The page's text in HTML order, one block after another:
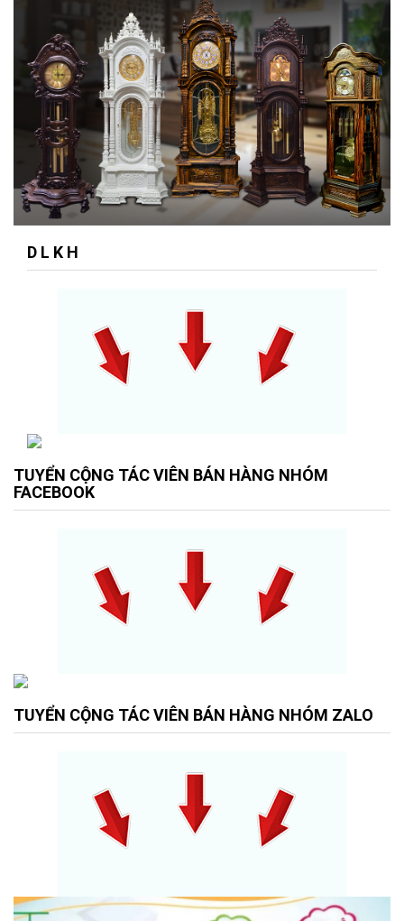
D L K H
TUYỂN CỘNG TÁC VIÊN BÁN HÀNG NHÓM
FACEBOOK
TUYỂN CỘNG TÁC VIÊN BÁN HÀNG NHÓM ZALO